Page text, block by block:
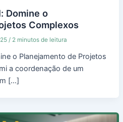
Domine o
Complexos
/ 2 minutos de leitura
o Planejamento de Projetos
a coordenação de um
[…]